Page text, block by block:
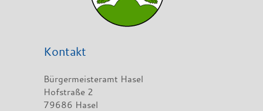
Kontakt
Bürgermeisteramt Hasel
Hofstraße 2
79686 Hasel